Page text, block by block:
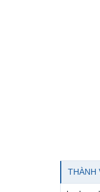
THÀNH